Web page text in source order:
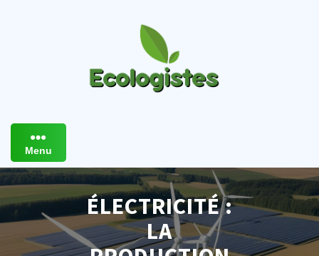
Menu
ÉLECTRICITÉ :
LA